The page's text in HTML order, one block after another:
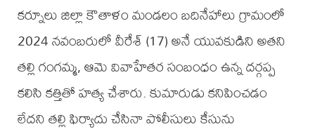
కర్నూలు జిల్లా కౌతాళం మండలం బదినేహాలు గ్రామంలో
2024 నవంబరులో వీరేశ్ (17) అనే యువకుడిని అతని
తల్లి గంగమ్మ, ఆమె వివాహేతర సంబంధం ఉన్న దర్గప్ప
కలిసి కత్తితో హత్య చేశారు. కుమారుడు కనిపించడం
లేదని తల్లి ఫిర్యాదు చేసినా పోలీసులు కేసును